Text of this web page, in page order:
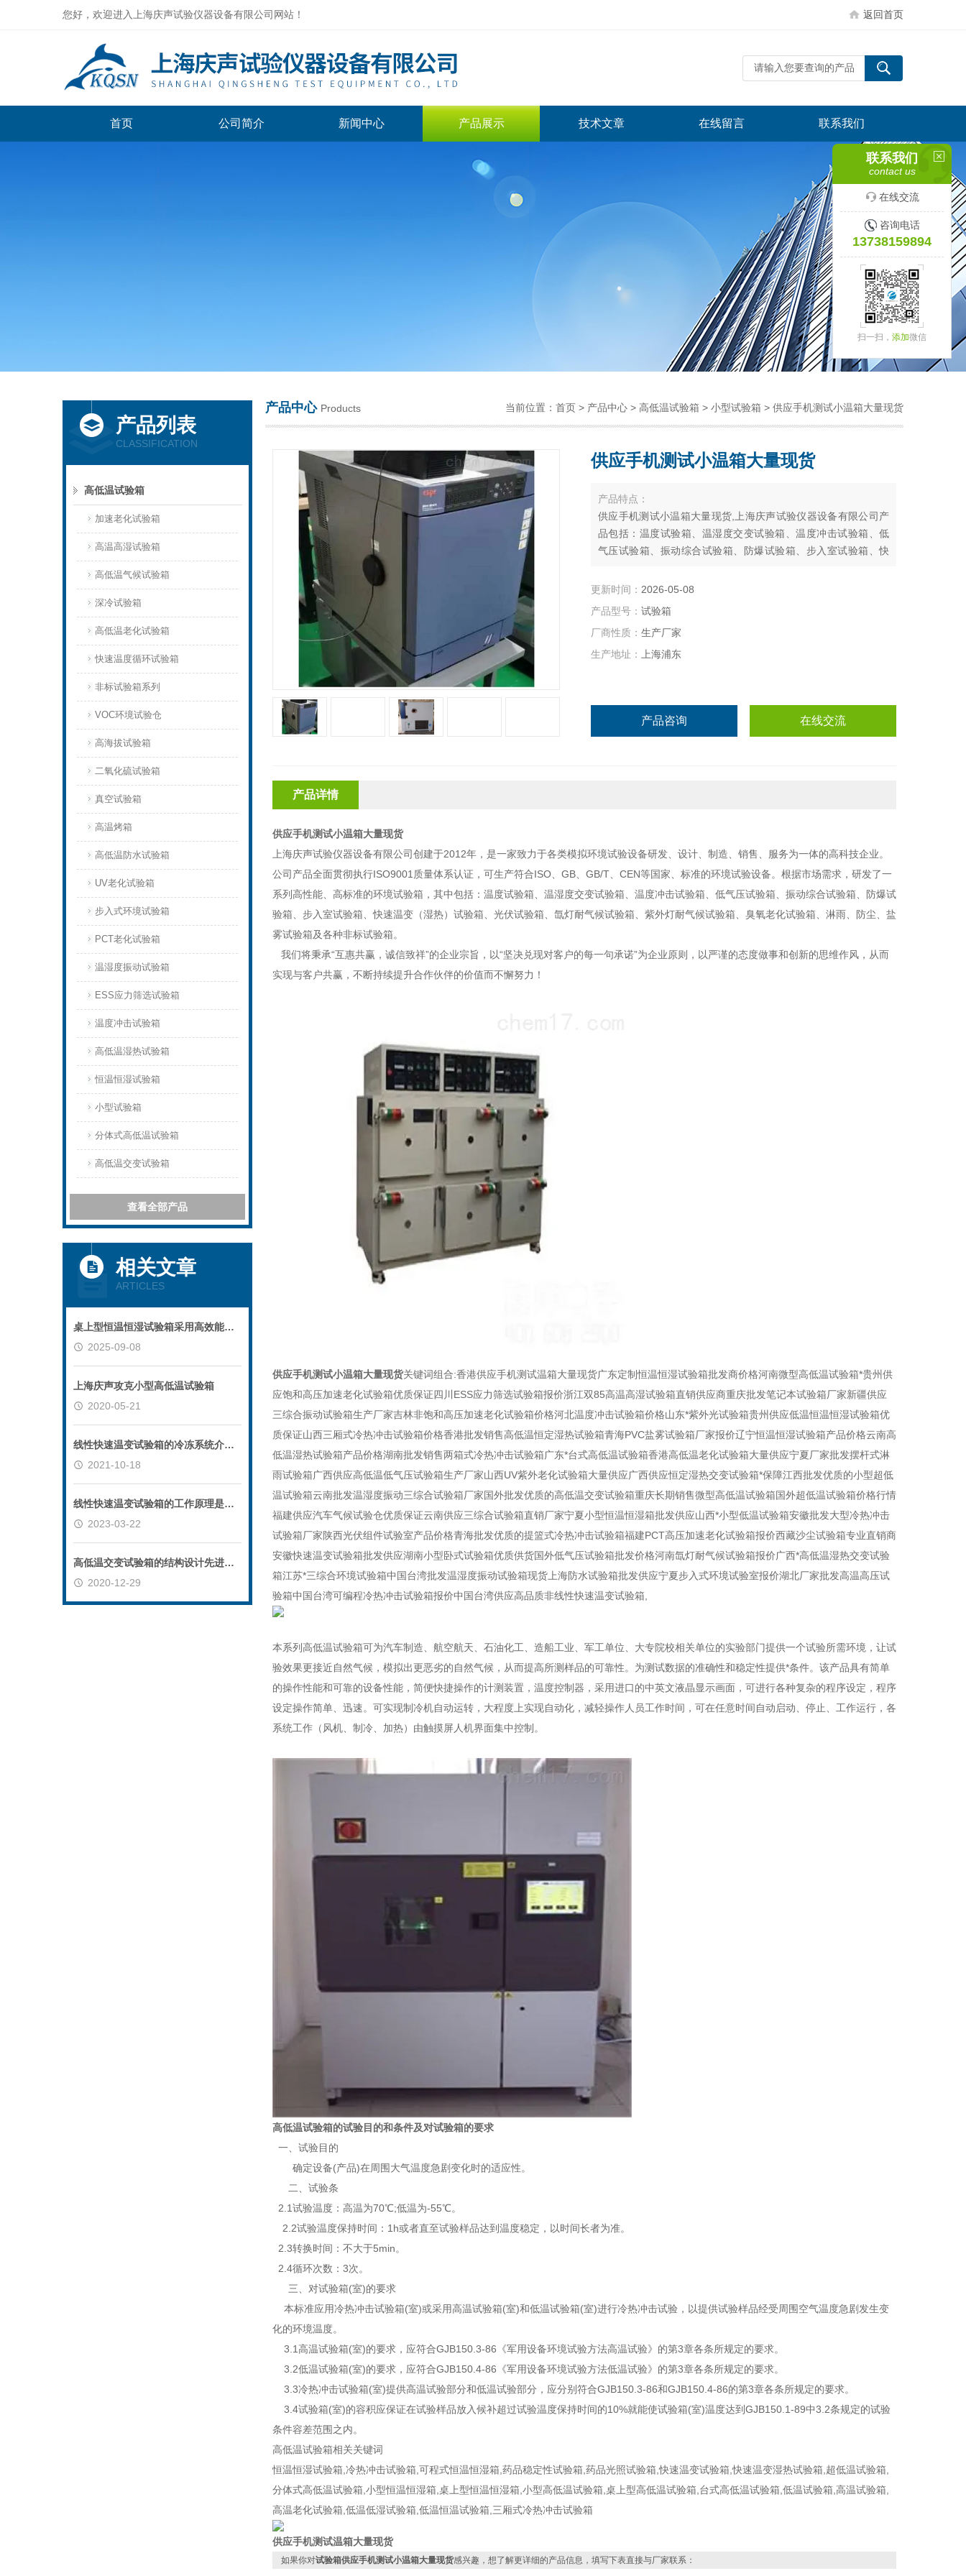
您好，欢迎进入上海庆声试验仪器设备有限公司网站！ 返回首页
首页 公司简介 新闻中心 产品展示 技术文章 在线留言 联系我们
产品列表
CLASSIFICATION
高低温试验箱
加速老化试验箱
高温高湿试验箱
高低温气候试验箱
深冷试验箱
高低温老化试验箱
快速温度循环试验箱
非标试验箱系列
VOC环境试验仓
高海拔试验箱
二氧化硫试验箱
真空试验箱
高温烤箱
高低温防水试验箱
UV老化试验箱
步入式环境试验箱
PCT老化试验箱
温湿度振动试验箱
ESS应力筛选试验箱
温度冲击试验箱
高低温湿热试验箱
恒温恒湿试验箱
小型试验箱
分体式高低温试验箱
高低温交变试验箱
查看全部产品
相关文章
ARTICLES
桌上型恒温恒湿试验箱采用高效能组件，减少能耗
2025-09-08
上海庆声攻克小型高低温试验箱
2020-05-21
线性快速温变试验箱的冷冻系统介绍！
2021-10-18
线性快速温变试验箱的工作原理是怎样的？
2023-03-22
高低温交变试验箱的结构设计先进合理
2020-12-29
产品中心 Products 当前位置： 首页 > 产品中心 > 高低温试验箱 > 小型试验箱 > 供应手机测试小温箱大量现货
供应手机测试小温箱大量现货
产品特点：
供应手机测试小温箱大量现货,上海庆声试验仪器设备有限公司产
品包括：温度试验箱、温湿度交变试验箱、温度冲击试验箱、低
气压试验箱、振动综合试验箱、防爆试验箱、步入室试验箱、快
灯耐气候试验箱、臭氧老化试验箱、淋雨、防尘、盐雾试验箱及
更新时间： 2026-05-08
产品型号： 试验箱
厂商性质： 生产厂家
生产地址：
上海浦东
产品咨询 在线交流
产品详情
供应手机测试小温箱大量现货
上海庆声试验仪器设备有限公司创建于2012年，是一家致力于各类模拟环境试验设备研发、设计、制造、销售、服务为一体的高科技企业。
公司产品全面贯彻执行ISO9001质量体系认证，可生产符合ISO、GB、GB/T、CEN等国家、标准的环境试验设备。根据市场需求，研发了一
系列高性能、高标准的环境试验箱，其中包括：温度试验箱、温湿度交变试验箱、温度冲击试验箱、低气压试验箱、振动综合试验箱、防爆试
验箱、步入室试验箱、快速温变（湿热）试验箱、光伏试验箱、氙灯耐气候试验箱、紫外灯耐气候试验箱、臭氧老化试验箱、淋雨、防尘、盐
雾试验箱及各种非标试验箱。
我们将秉承“互惠共赢，诚信致祥”的企业宗旨，以“坚决兑现对客户的每一句承诺”为企业原则，以严谨的态度做事和创新的思维作风，从而
实现与客户共赢，不断持续提升合作伙伴的价值而不懈努力！
供应手机测试小温箱大量现货关键词组合:香港供应手机测试温箱大量现货广东定制恒温恒湿试验箱批发商价格河南微型高低温试验箱*贵州供
应饱和高压加速老化试验箱优质保证四川ESS应力筛选试验箱报价浙江双85高温高湿试验箱直销供应商重庆批发笔记本试验箱厂家新疆供应
三综合振动试验箱生产厂家吉林非饱和高压加速老化试验箱价格河北温度冲击试验箱价格山东*紫外光试验箱贵州供应低温恒温恒湿试验箱优
质保证山西三厢式冷热冲击试验箱价格香港批发销售高低温恒定湿热试验箱青海PVC盐雾试验箱厂家报价辽宁恒温恒湿试验箱产品价格云南高
低温湿热试验箱产品价格湖南批发销售两箱式冷热冲击试验箱广东*台式高低温试验箱香港高低温老化试验箱大量供应宁夏厂家批发摆杆式淋
雨试验箱广西供应高低温低气压试验箱生产厂家山西UV紫外老化试验箱大量供应广西供应恒定湿热交变试验箱*保障江西批发优质的小型超低
温试验箱云南批发温湿度振动三综合试验箱厂家国外批发优质的高低温交变试验箱重庆长期销售微型高低温试验箱国外超低温试验箱价格行情
福建供应汽车气候试验仓优质保证云南供应三综合试验箱直销厂家宁夏小型恒温恒湿箱批发供应山西*小型低温试验箱安徽批发大型冷热冲击
试验箱厂家陕西光伏组件试验室产品价格青海批发优质的提篮式冷热冲击试验箱福建PCT高压加速老化试验箱报价西藏沙尘试验箱专业直销商
安徽快速温变试验箱批发供应湖南小型卧式试验箱优质供货国外低气压试验箱批发价格河南氙灯耐气候试验箱报价广西*高低温湿热交变试验
箱江苏*三综合环境试验箱中国台湾批发温湿度振动试验箱现货上海防水试验箱批发供应宁夏步入式环境试验室报价湖北厂家批发高温高压试
验箱中国台湾可编程冷热冲击试验箱报价中国台湾供应高品质非线性快速温变试验箱,
本系列高低温试验箱可为汽车制造、航空航天、石油化工、造船工业、军工单位、大专院校相关单位的实验部门提供一个试验所需环境，让试
验效果更接近自然气候，模拟出更恶劣的自然气候，从而提高所测样品的可靠性。为测试数据的准确性和稳定性提供*条件。该产品具有简单
的操作性能和可靠的设备性能，简便快捷操作的计测装置，温度控制器，采用进口的中英文液晶显示画面，可进行各种复杂的程序设定，程序
设定操作简单、迅速。可实现制冷机自动运转，大程度上实现自动化，减轻操作人员工作时间，可在任意时间自动启动、停止、工作运行，各
系统工作（风机、制冷、加热）由触摸屏人机界面集中控制。
高低温试验箱的试验目的和条件及对试验箱的要求
一、试验目的
确定设备(产品)在周围大气温度急剧变化时的适应性。
二、试验条
2.1试验温度：高温为70℃;低温为-55℃。
2.2试验温度保持时间：1h或者直至试验样品达到温度稳定，以时间长者为准。
2.3转换时间：不大于5min。
2.4循环次数：3次。
三、对试验箱(室)的要求
本标准应用冷热冲击试验箱(室)或采用高温试验箱(室)和低温试验箱(室)进行冷热冲击试验，以提供试验样品经受周围空气温度急剧发生变
化的环境温度。
3.1高温试验箱(室)的要求，应符合GJB150.3-86《军用设备环境试验方法高温试验》的第3章各条所规定的要求。
3.2低温试验箱(室)的要求，应符合GJB150.4-86《军用设备环境试验方法低温试验》的第3章各条所规定的要求。
3.3冷热冲击试验箱(室)提供高温试验部分和低温试验部分，应分别符合GJB150.3-86和GJB150.4-86的第3章各条所规定的要求。
3.4试验箱(室)的容积应保证在试验样品放入候补超过试验温度保持时间的10%就能使试验箱(室)温度达到GJB150.1-89中3.2条规定的试验
条件容差范围之内。
高低温试验箱相关关键词
恒温恒湿试验箱,冷热冲击试验箱,可程式恒温恒湿箱,药品稳定性试验箱,药品光照试验箱,快速温变试验箱,快速温变湿热试验箱,超低温试验箱,
分体式高低温试验箱,小型恒温恒湿箱,桌上型恒温恒湿箱,小型高低温试验箱,桌上型高低温试验箱,台式高低温试验箱,低温试验箱,高温试验箱,
高温老化试验箱,低温低湿试验箱,低温恒温试验箱,三厢式冷热冲击试验箱
供应手机测试温箱大量现货
如果你对试验箱供应手机测试小温箱大量现货感兴趣，想了解更详细的产品信息，填写下表直接与厂家联系：
联系我们
contact us
在线交流
咨询电话
13738159894
扫一扫， 添加微信